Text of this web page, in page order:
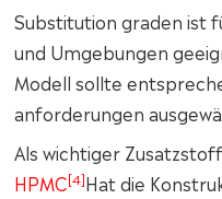
Substitution graden ist
und Umgebungen
Modell sollte
anforderungen
Als wichtiger
HPMC[4]Hat die